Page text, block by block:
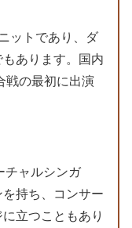
ットであり、ダ
あります。国内
戦の最初に出演
チャルシンガ
持ち、コンサー
立つこともあり